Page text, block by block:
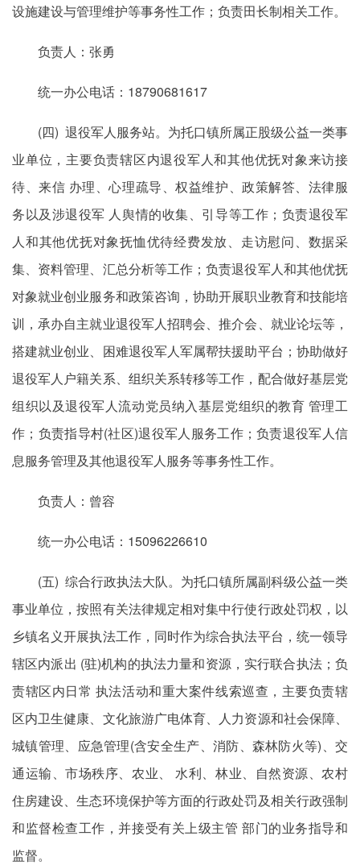
设施建设与管理维护等事务性工作；负责田长制相关工作。
负责人：张勇
统一办公电话：18790681617
(四) 退役军人服务站。为托口镇所属正股级公益一类事
业单位，主要负责辖区内退役军人和其他优抚对象来访接
待、来信 办理、心理疏导、权益维护、政策解答、法律服
务以及涉退役军 人舆情的收集、引导等工作；负责退役军
人和其他优抚对象抚恤优待经费发放、走访慰问、数据采
集、资料管理、汇总分析等工作；负责退役军人和其他优抚
对象就业创业服务和政策咨询，协助开展职业教育和技能培
训，承办自主就业退役军人招聘会、推介会、就业论坛等，
搭建就业创业、困难退役军人军属帮扶援助平台；协助做好
退役军人户籍关系、组织关系转移等工作，配合做好基层党
组织以及退役军人流动党员纳入基层党组织的教育 管理工
作；负责指导村(社区)退役军人服务工作；负责退役军人信
息服务管理及其他退役军人服务等事务性工作。
负责人：曾容
统一办公电话：15096226610
(五) 综合行政执法大队。为托口镇所属副科级公益一类
事业单位，按照有关法律规定相对集中行使行政处罚权，以
乡镇名义开展执法工作，同时作为综合执法平台，统一领导
辖区内派出 (驻)机构的执法力量和资源，实行联合执法；负
责辖区内日常 执法活动和重大案件线索巡查，主要负责辖
区内卫生健康、文化旅游广电体育、人力资源和社会保障、
城镇管理、应急管理(含安全生产、消防、森林防火等)、交
通运输、市场秩序、农业、 水利、林业、自然资源、农村
住房建设、生态环境保护等方面的行政处罚及相关行政强制
和监督检查工作，并接受有关上级主管 部门的业务指导和
监督。